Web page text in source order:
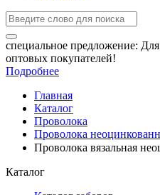
специальное предложение:
оптовых покупателей!
Подробнее
Главная
Каталог
Проволока
Проволока
Проволока вязальная
Каталог